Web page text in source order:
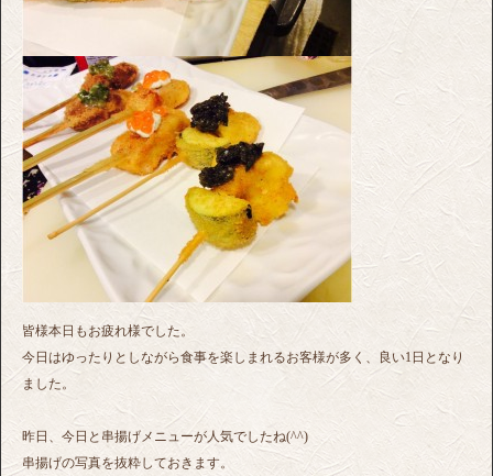
皆様本日もお疲れ様でした。
今日はゆったりとしながら食事を楽しまれるお客様が多く、良い1日となり
ました。
昨日、今日と串揚げメニューが人気でしたね(^^)
串揚げの写真を抜粋しておきます。